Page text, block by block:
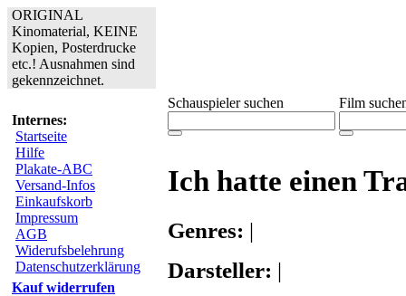
ORIGINAL
Kinomaterial, KEINE
Kopien, Posterdrucke
etc.! Ausnahmen sind
gekennzeichnet.
Internes:
Startseite
Hilfe
Plakate-ABC
Versand-Infos
Einkaufskorb
Impressum
AGB
Widerufsbelehrung
Datenschutzerklärung
Kauf widerrufen
Schauspieler suchen Film
Ich hatte einen
Genres: |
Darsteller: |